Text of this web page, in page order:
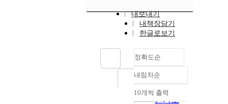
내보내기
내책장담기
한글로보기
정확도순
정확도
순
인기도
내림차순
내림차순
10개씩 출력